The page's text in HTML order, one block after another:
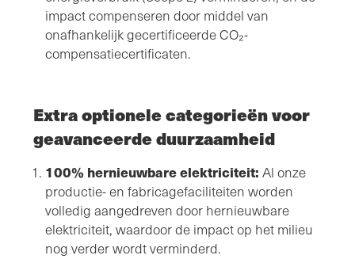
impact compenseren door middel van
onafhankelijk gecertificeerde CO₂-
compensatiecertificaten.
Extra optionele categorieën voor
geavanceerde duurzaamheid
100% hernieuwbare elektriciteit: Al onze
productie- en fabricagefaciliteiten worden
volledig aangedreven door hernieuwbare
elektriciteit, waardoor de impact op het milieu
nog verder wordt verminderd.